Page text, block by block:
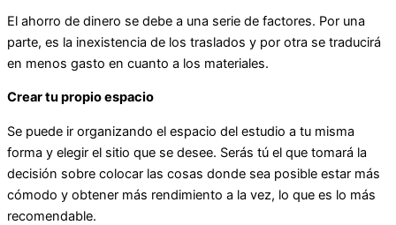
El ahorro de dinero se debe a una serie de factores. Por una
parte, es la inexistencia de los traslados y por otra se traducirá
en menos gasto en cuanto a los materiales.
Crear tu propio espacio
Se puede ir organizando el espacio del estudio a tu misma
forma y elegir el sitio que se desee. Serás tú el que tomará la
decisión sobre colocar las cosas donde sea posible estar más
cómodo y obtener más rendimiento a la vez, lo que es lo más
recomendable.